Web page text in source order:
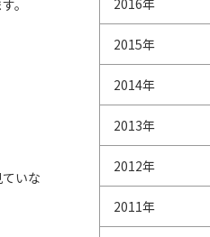
。
いな
2016年
2015年
2014年
2013年
2012年
2011年